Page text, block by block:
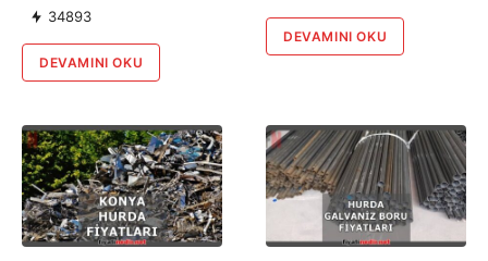
34893
DEVAMINI OKU
DEVAMINI OKU